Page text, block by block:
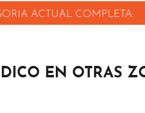
ACTUAL COMPLETA
EN OTRAS